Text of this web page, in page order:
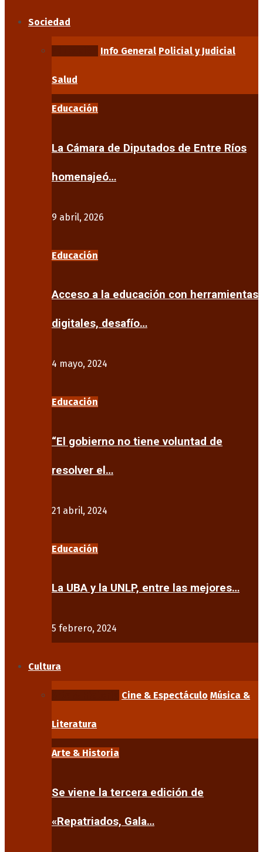
Sociedad
Info General Policial y Judicial
Salud
Educación
La Cámara de Diputados de Entre Ríos
homenajeó…
9 abril, 2026
Educación
Acceso a la educación con herramientas
digitales, desafío…
4 mayo, 2024
Educación
“El gobierno no tiene voluntad de
resolver el…
21 abril, 2024
Educación
La UBA y la UNLP, entre las mejores…
5 febrero, 2024
Cultura
Cine & Espectáculo Música &
Literatura
Arte & Historia
Se viene la tercera edición de
«Repatriados, Gala…